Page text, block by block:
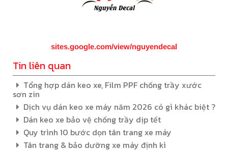
sites.google.com/view/nguyendecal
Tin liên quan
Tổng hợp dán keo xe, Film PPF chống trầy xước
sơn zin
Dịch vụ dán keo xe máy năm 2026 có gì khác biệt ?
Dán keo xe bảo vệ chống trầy dịp tết
Quy trình 10 bước dọn tân trang xe máy
Tân trang & bảo dưỡng xe máy định kì